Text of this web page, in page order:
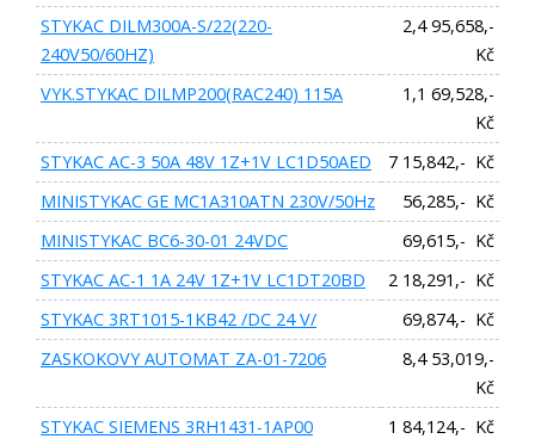
STYKAC DILM300A-S/22(220-
240V50/60HZ)
2,4 95,658,-
Kč
VYK.STYKAC DILMP200(RAC240) 115A
1,1 69,528,-
Kč
STYKAC AC-3 50A 48V 1Z+1V LC1D50AED
7 15,842,- Kč
MINISTYKAC GE MC1A310ATN 230V/50Hz
56,285,- Kč
MINISTYKAC BC6-30-01 24VDC
69,615,- Kč
STYKAC AC-1 1A 24V 1Z+1V LC1DT20BD
2 18,291,- Kč
STYKAC 3RT1015-1KB42 /DC 24 V/
69,874,- Kč
ZASKOKOVY AUTOMAT ZA-01-7206
8,4 53,019,-
Kč
STYKAC SIEMENS 3RH1431-1AP00
1 84,124,- Kč